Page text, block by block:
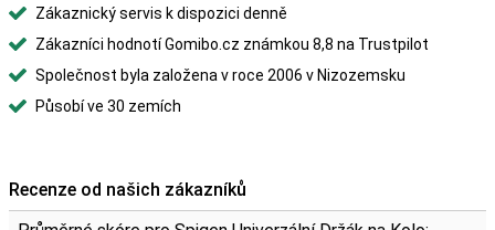
Zákaznický servis k dispozici denně
Zákazníci hodnotí Gomibo.cz známkou 8,8 na Trustpilot
Společnost byla založena v roce 2006 v Nizozemsku
Působí ve 30 zemích
Recenze od našich zákazníků